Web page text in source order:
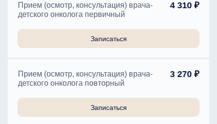
Прием (осмотр, консультация) врача-
детского онколога первичный
4 310 ₽
Записаться
Прием (осмотр, консультация) врача-
детского онколога повторный
3 270 ₽
Записаться